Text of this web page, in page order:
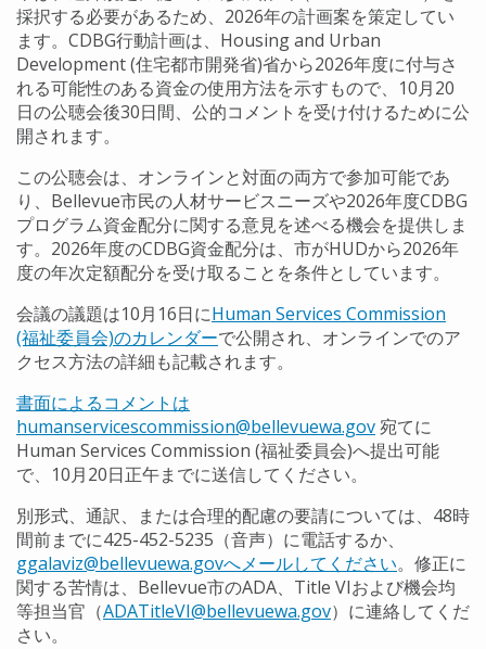
採択する必要があるため、2026年の計画案を策定してい
ます。CDBG行動計画は、Housing and Urban
Development (住宅都市開発省)省から2026年度に付与さ
れる可能性のある資金の使用方法を示すもので、10月20
日の公聴会後30日間、公的コメントを受け付けるために公
開されます。
この公聴会は、オンラインと対面の両方で参加可能であ
り、Bellevue市民の人材サービスニーズや2026年度CDBG
プログラム資金配分に関する意見を述べる機会を提供しま
す。2026年度のCDBG資金配分は、市がHUDから2026年
度の年次定額配分を受け取ることを条件としています。
会議の議題は10月16日にHuman Services Commission
(福祉委員会)のカレンダーで公開され、オンラインでのア
クセス方法の詳細も記載されます。
書面によるコメントは
humanservicescommission@bellevuewa.gov宛てに
Human Services Commission (福祉委員会)へ提出可能
で、10月20日正午までに送信してください。
別形式、通訳、または合理的配慮の要請については、48時
間前までに425-452-5235（音声）に電話するか、
ggalaviz@bellevuewa.govへメールしてください。修正に
関する苦情は、Bellevue市のADA、Title VIおよび機会均
等担当官（ADATitleVI@bellevuewa.gov）に連絡してくだ
さい。